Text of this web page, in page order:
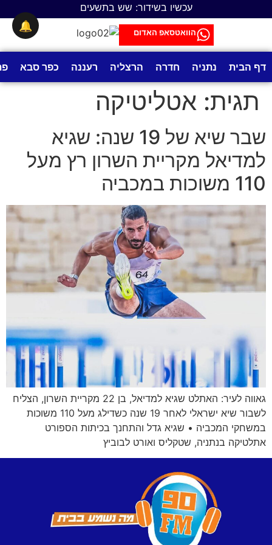
עכשיו בשידור: שש בתשעים
הוואטסאפ האדום
דף הבית נתניה חדרה הרצליה רעננה כפר סבא
תגית: אטליטיקה
שבר שיא של 19 שנה: שגיא
למדיאל מקריית השרון רץ מעל
110 משוכות במכביה
גאווה לעיר: האתלט שגיא למדיאל, בן 22 מקריית השרון, הצליח
לשבור שיא ישראלי לאחר 19 שנה כשדילג מעל 110 משוכות
במשחקי המכביה • שגיא גדל והתחנך בכיתות הספורט
אתלטיקה בנתניה, שטקליס ואורט לבוביץ
🔔